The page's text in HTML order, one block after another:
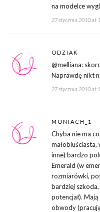
na modelce
27 stycznia 2010 at
ODZIAK
@melliana:
Naprawdę nikt
27 stycznia 2010 at
MONIACH_1
Chyba nie ma
inne) bardzo
Emerald (w
rozmiarówki,
bardziej szkoda,
potencjał).
obwody